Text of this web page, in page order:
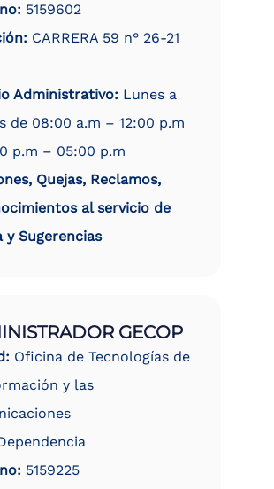
5159602
CARRERA 59 n° 26-21
Administrativo: Lunes a
de 08:00 a.m – 12:00 p.m
p.m – 05:00 p.m
Quejas, Reclamos,
al servicio de
y Sugerencias
GECOP
Oficina de Tecnologías de
y las
5159225